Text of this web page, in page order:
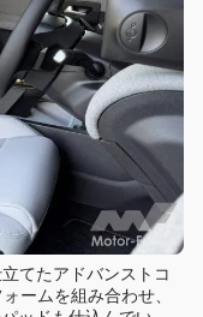
てたアドバンストコ
ームを組み合わせ、